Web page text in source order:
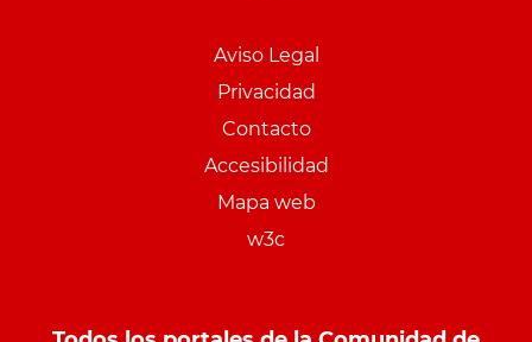
Aviso Legal
Privacidad
Contacto
Accesibilidad
Mapa web
w3c